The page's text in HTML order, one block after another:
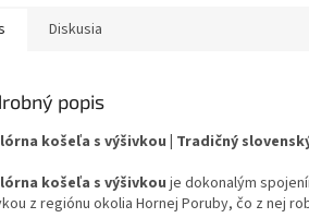
Diskusia
popis
košeľa s výšivkou | Tradičný
košeľa s výšivkouje dokonalým
z regiónu okolia Hornej Poruby, čo z nej